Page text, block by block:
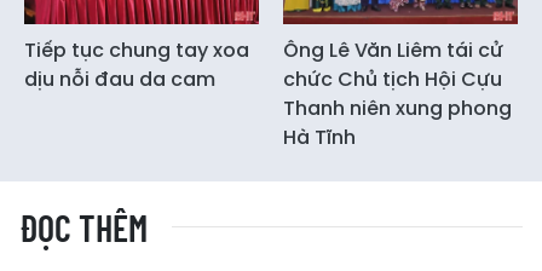
Tiếp tục chung tay xoa
dịu nỗi đau da cam
Ông Lê Văn Liêm tái cử
chức Chủ tịch Hội Cựu
Thanh niên xung phong
Hà Tĩnh
ĐỌC THÊM